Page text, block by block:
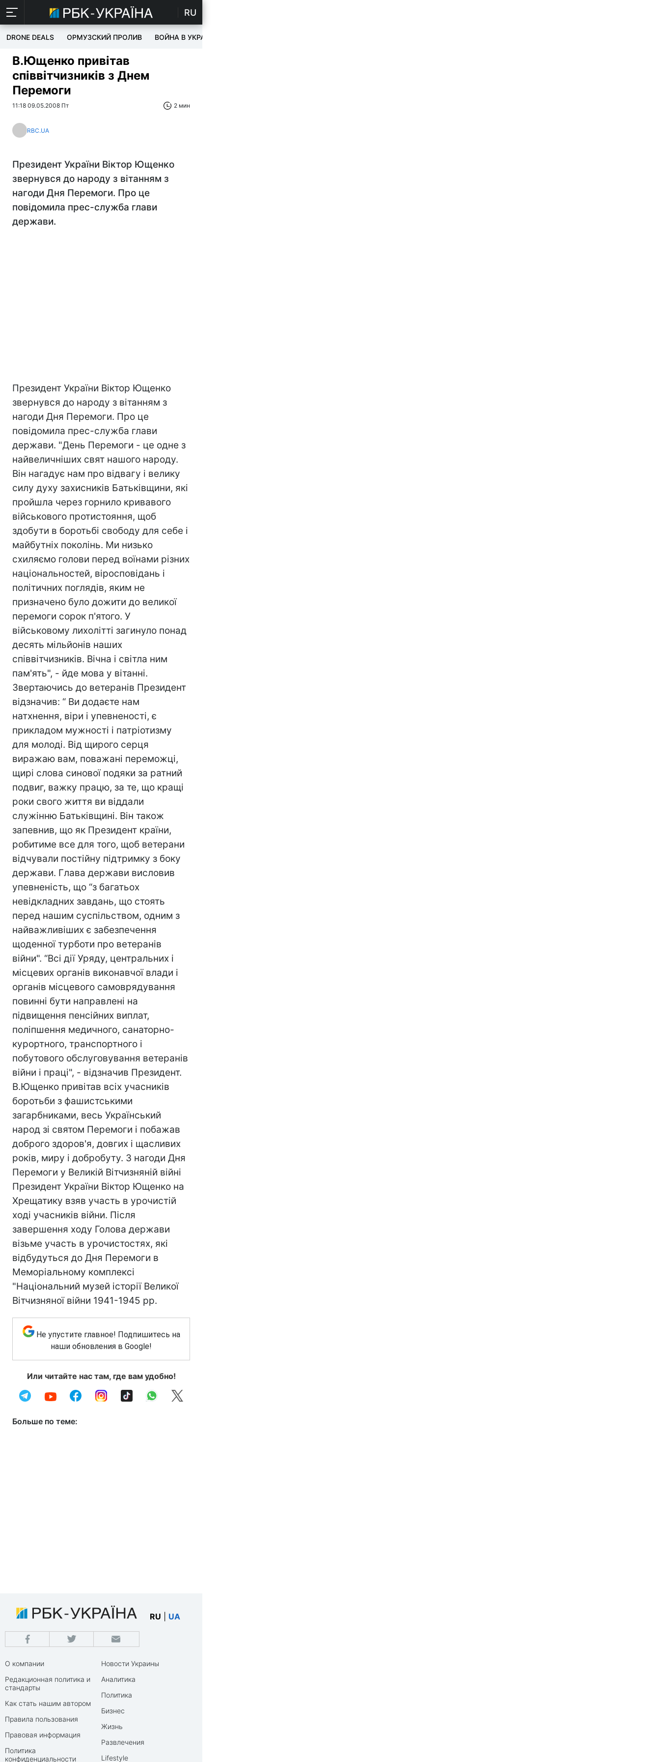
RU
DRONE DEALS ОРМУЗСКИЙ ПРОЛИВ ВОЙНА В УКРАИНЕ
В.Ющенко привітав
співвітчизників з Днем
Перемоги
11:18 09.05.2008 Пт 2 мин
RBC.UA
Президент України Віктор Ющенко
звернувся до народу з вітанням з
нагоди Дня Перемоги. Про це
повідомила прес-служба глави
держави.
Президент України Віктор Ющенко
звернувся до народу з вітанням з
нагоди Дня Перемоги. Про це
повідомила прес-служба глави
держави. "День Перемоги - це одне з
найвеличніших свят нашого народу.
Він нагадує нам про відвагу і велику
силу духу захисників Батьківщини, які
пройшла через горнило кривавого
військового протистояння, щоб
здобути в боротьбі свободу для себе і
майбутніх поколінь. Ми низько
схиляємо голови перед воїнами різних
національностей, віросповідань і
політичних поглядів, яким не
призначено було дожити до великої
перемоги сорок п'ятого. У
військовому лихолітті загинуло понад
десять мільйонів наших
співвітчизників. Вічна і світла ним
пам'ять", - йде мова у вітанні.
Звертаючись до ветеранів Президент
відзначив: “ Ви додаєте нам
натхнення, віри і упевненості, є
прикладом мужності і патріотизму
для молоді. Від щирого серця
виражаю вам, поважані переможці,
щирі слова синової подяки за ратний
подвиг, важку працю, за те, що кращі
роки свого життя ви віддали
служінню Батьківщині. Він також
запевнив, що як Президент країни,
робитиме все для того, щоб ветерани
відчували постійну підтримку з боку
держави. Глава держави висловив
упевненість, що “з багатьох
невідкладних завдань, що стоять
перед нашим суспільством, одним з
найважливіших є забезпечення
щоденної турботи про ветеранів
війни". “Всі дії Уряду, центральних і
місцевих органів виконавчої влади і
органів місцевого самоврядування
повинні бути направлені на
підвищення пенсійних виплат,
поліпшення медичного, санаторно-
курортного, транспортного і
побутового обслуговування ветеранів
війни і праці", - відзначив Президент.
В.Ющенко привітав всіх учасників
боротьби з фашистськими
загарбниками, весь Український
народ зі святом Перемоги і побажав
доброго здоров'я, довгих і щасливих
років, миру і добробуту. З нагоди Дня
Перемоги у Великій Вітчизняній війні
Президент України Віктор Ющенко на
Хрещатику взяв участь в урочистій
ході учасників війни. Після
завершення ходу Голова держави
візьме участь в урочистостях, які
відбудуться до Дня Перемоги в
Меморіальному комплексі
"Національний музей історії Великої
Вітчизняної війни 1941-1945 рр.
Не упустите главное! Подпишитесь на
наши обновления в Google!
Или читайте нас там, где вам удобно!
Больше по теме:
RU UA
О компании
Редакционная политика и
стандарты
Как стать нашим автором
Правила пользования
Правовая информация
Политика
конфиденциальности
Новости Украины
Аналитика
Политика
Бизнес
Жизнь
Развлечения
Lifestyle